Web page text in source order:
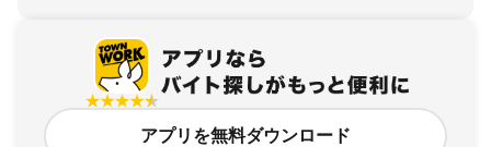
アプリを無料ダウンロード